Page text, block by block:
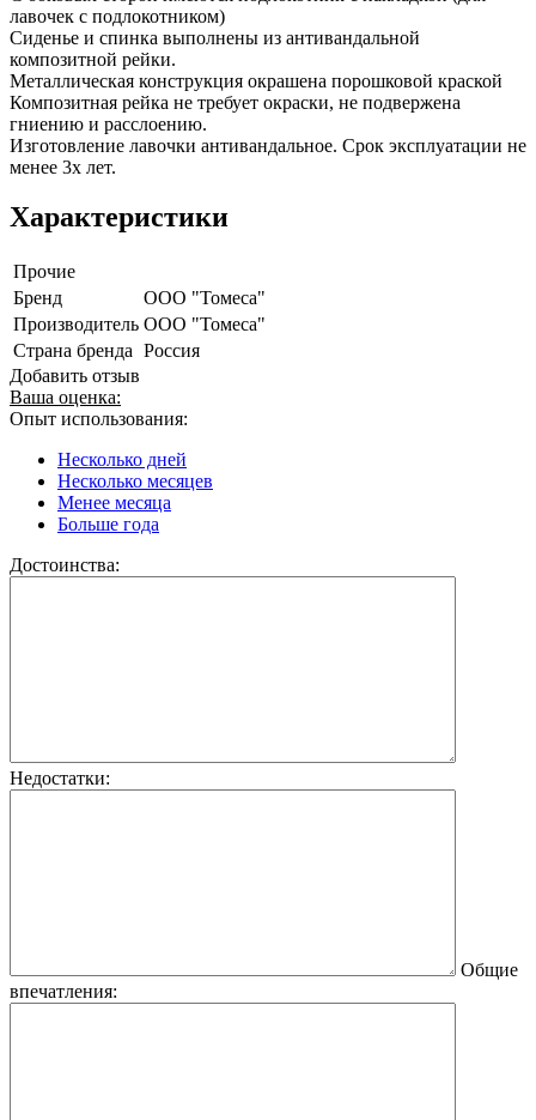
лавочек с подлокотником)
Сиденье и спинка выполнены из антивандальной
композитной рейки.
Металлическая конструкция окрашена порошковой краской
Композитная рейка не требует окраски, не подвержена
гниению и расслоению.
Изготовление лавочки антивандальное. Срок эксплуатации не
менее 3х лет.
Характеристики
Прочие
Бренд
ООО "Томеса"
Производитель ООО "Томеса"
Страна бренда Россия
Добавить отзыв
Ваша оценка:
Опыт использования:
Несколько дней
Несколько месяцев
Менее месяца
Больше года
Достоинства:
Недостатки:
Общие
впечатления: